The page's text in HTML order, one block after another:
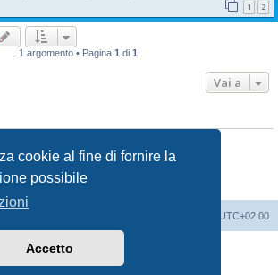
cookie al fine di fornire la
possibile
Accetto
1 2
1 argomento • Pagina 1 di 1
Vai a
UTC+02:00
phpBB® Forum Software © phpBB Limited
phpBB-Italia.it